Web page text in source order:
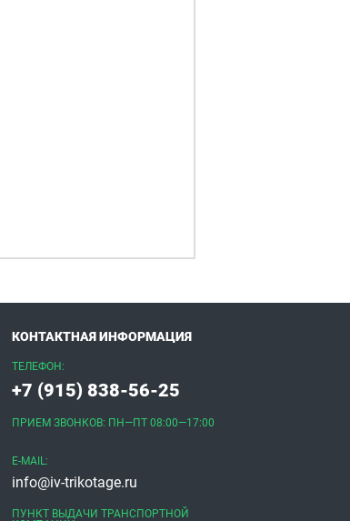
КОНТАКТНАЯ ИНФОРМАЦИЯ
ТЕЛЕФОН:
+7 (915) 838-56-25
ПРИЕМ ЗВОНКОВ: ПН—ПТ 08:00—17:00
E-MAIL:
info@iv-trikotage.ru
ПУНКТ ВЫДАЧИ ТРАНСПОРТНОЙ